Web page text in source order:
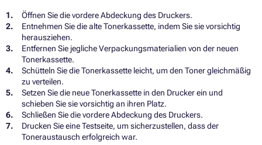
Öffnen Sie die vordere Abdeckung des Druckers.
Entnehmen Sie die alte Tonerkassette, indem Sie sie vorsichtig
herausziehen.
Entfernen Sie jegliche Verpackungsmaterialien von der neuen
Tonerkassette.
Schütteln Sie die Tonerkassette leicht, um den Toner gleichmäßig
zu verteilen.
Setzen Sie die neue Tonerkassette in den Drucker ein und
schieben Sie sie vorsichtig an ihren Platz.
Schließen Sie die vordere Abdeckung des Druckers.
Drucken Sie eine Testseite, um sicherzustellen, dass der
Toneraustausch erfolgreich war.